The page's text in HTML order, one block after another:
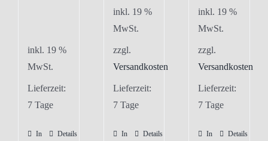
inkl. 19 %
MwSt.
Lieferzeit:
7 Tage
In
Details
inkl. 19 %
MwSt.
zzgl.
Versandkosten
Lieferzeit:
7 Tage
In
Details
inkl. 19 %
MwSt.
zzgl.
Versandkosten
Lieferzeit:
7 Tage
In
Details